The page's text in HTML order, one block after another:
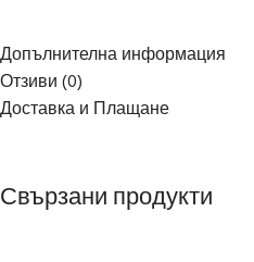
Допълнителна информация
Отзиви (0)
Доставка и Плащане
Свързани продукти